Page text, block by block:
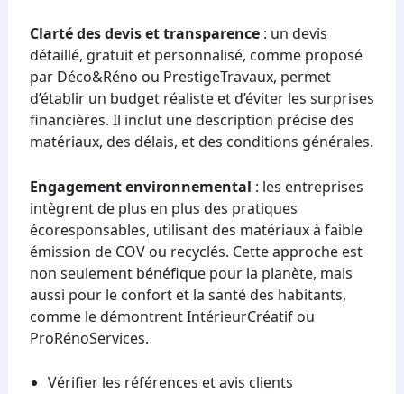
Clarté des devis et transparence: un devis
détaillé, gratuit et personnalisé, comme proposé
par Déco&Réno ou PrestigeTravaux, permet
d’établir un budget réaliste et d’éviter les surprises
financières. Il inclut une description précise des
matériaux, des délais, et des conditions générales.
Engagement environnemental : les entreprises
intègrent de plus en plus des pratiques
écoresponsables, utilisant des matériaux à faible
émission de COV ou recyclés. Cette approche est
non seulement bénéfique pour la planète, mais
aussi pour le confort et la santé des habitants,
comme le démontrent IntérieurCréatif ou
ProRénoServices.
Vérifier les références et avis clients